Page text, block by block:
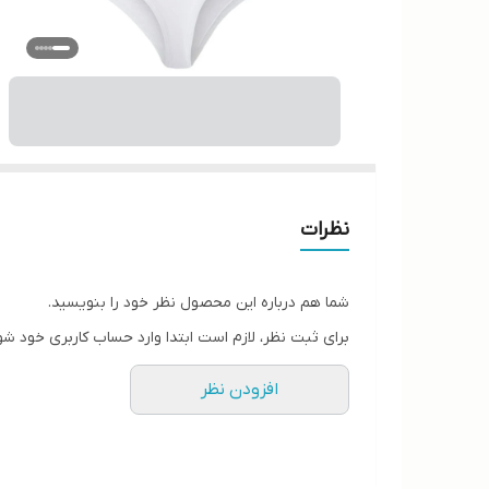
نظرات
شما هم درباره این محصول نظر خود را بنویسید.
برای ثبت نظر، لازم است ابتدا وارد حساب کاربری خود
افزودن نظر